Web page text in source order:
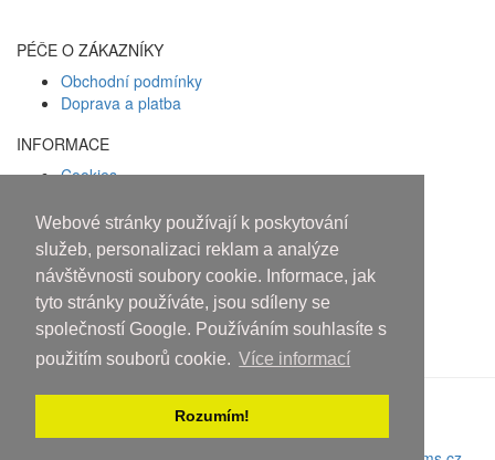
Webové stránky používají k poskytování
služeb, personalizaci reklam a analýze
návštěvnosti soubory cookie. Informace, jak
tyto stránky používáte, jsou sdíleny se
společností Google. Používáním souhlasíte s
použitím souborů cookie. Více informací
Rozumím!
PÉČE O ZÁKAZNÍKY
Obchodní podmínky
Doprava a platba
INFORMACE
Cookies
Facebook
Osobám mladším 18 let alkohol
neprodáváme!